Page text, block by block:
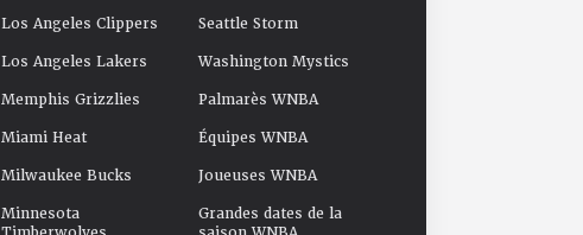
Los Angeles Clippers
Los Angeles Lakers
Memphis Grizzlies
Miami Heat
Milwaukee Bucks
Minnesota
Seattle Storm
Washington Mystics
Palmarès WNBA
Équipes WNBA
Joueuses WNBA
Grandes dates de la